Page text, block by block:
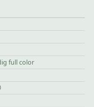
full color